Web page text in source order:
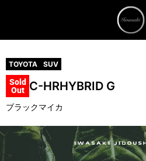
TOYOTA SUV
Sold
Out C-HRHYBRID G
ブラックマイカ